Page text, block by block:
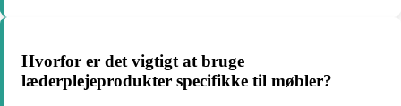
Hvorfor er det vigtigt at bruge
læderplejeprodukter specifikke til møbler?